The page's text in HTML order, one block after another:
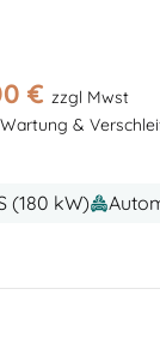
€ zzgl Mwst
&
(180 kW)